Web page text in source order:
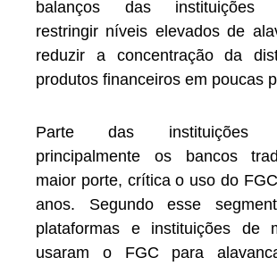
balanços das instituições
restringir níveis elevados de
reduzir a concentração da
produtos financeiros em poucas
Parte das instituições
principalmente os bancos
maior porte, crítica o uso do
anos. Segundo esse
plataformas e instituições de
usaram o FGC para